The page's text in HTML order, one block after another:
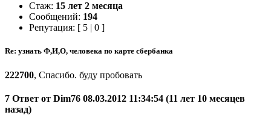
Стаж: 15 лет 2 месяца
Сообщений: 194
Репутация: [ 5 | 0 ]
Re: узнать Ф,И,О, человека по карте сбербанка
222700, Спасибо. буду пробовать
7 Ответ от Dim76 08.03.2012 11:34:54 (11 лет 10 месяцев
назад)